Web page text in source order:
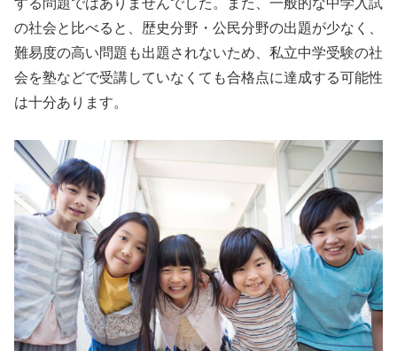
の社会と比べると、歴史分野・公民分野の出題が少なく、
難易度の高い問題も出題されないため、私立中学受験の社
会を塾などで受講していなくても合格点に達成する可能性
は十分あります。